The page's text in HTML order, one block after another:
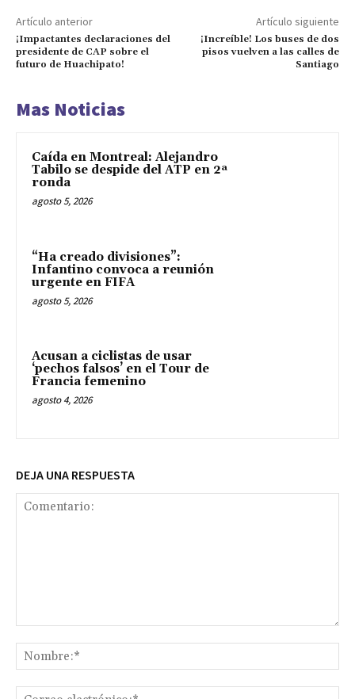
Artículo anterior
¡Impactantes declaraciones del
presidente de CAP sobre el
futuro de Huachipato!
Artículo siguiente
¡Increíble! Los buses de dos
pisos vuelven a las calles de
Santiago
Mas Noticias
Caída en Montreal: Alejandro
Tabilo se despide del ATP en 2ª
ronda
agosto 5, 2026
“Ha creado divisiones”:
Infantino convoca a reunión
urgente en FIFA
agosto 5, 2026
Acusan a ciclistas de usar
‘pechos falsos’ en el Tour de
Francia femenino
agosto 4, 2026
DEJA UNA RESPUESTA